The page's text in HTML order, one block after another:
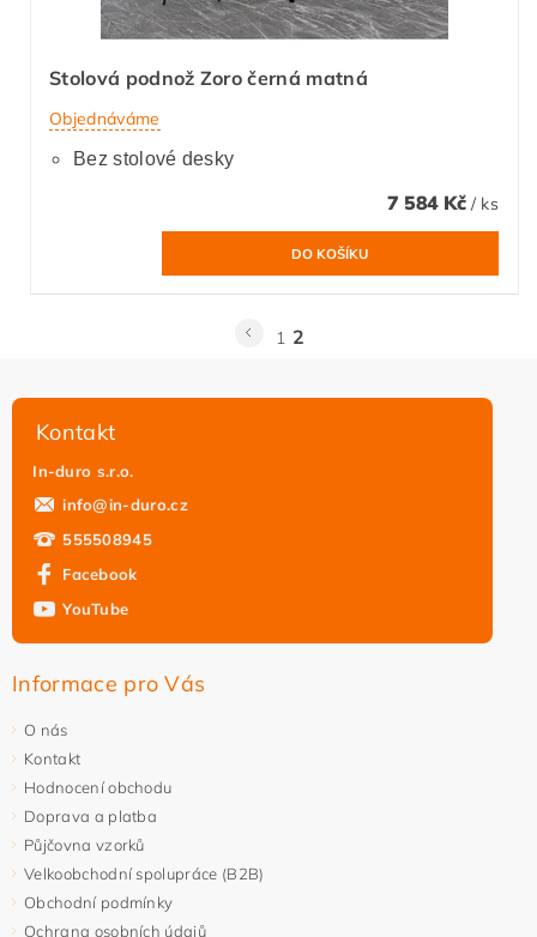
Stolová podnož Zoro černá matná
Objednáváme
Bez stolové desky
7 584 Kč / ks
1 2
Kontakt
In-duro s.r.o.
info@in-duro.cz
555508945
Facebook
YouTube
Informace pro Vás
O nás
Kontakt
Hodnocení obchodu
Doprava a platba
Půjčovna vzorků
Velkoobchodní spolupráce (B2B)
Obchodní podmínky
Ochrana osobních údajů